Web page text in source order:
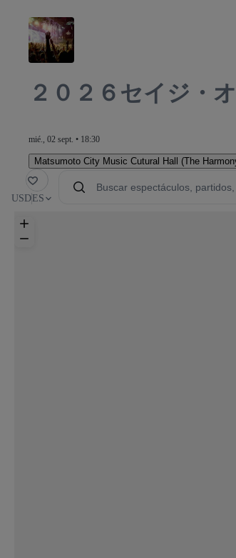
２０２６セイジ・
mié., 02 sept. • 18:30
Matsumoto City Music Cutural Hall (The
USD ES